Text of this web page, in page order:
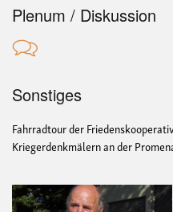
Plenum / Diskussion
Sonstiges
Fahrradtour der
Kriegerdenkmälern an der